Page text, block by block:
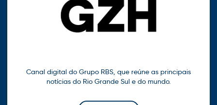
Canal digital do Grupo RBS, que reúne as principais
notícias do Rio Grande Sul e do mundo.